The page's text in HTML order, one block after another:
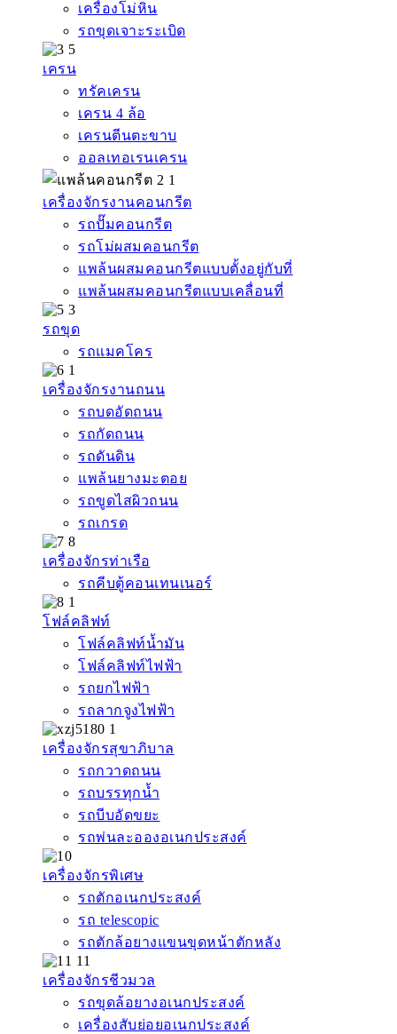
เครื่องโม่หิน
รถขุดเจาะระเบิด
เครน
ทรัคเครน
เครน 4 ล้อ
เครนตีนตะขาบ
ออลเทอเรนเครน
เครื่องจักรงานคอนกรีต
รถปั๊มคอนกรีต
รถโม่ผสมคอนกรีต
แพล้นผสมคอนกรีตแบบตั้งอยู่กับที่
แพล้นผสมคอนกรีตแบบเคลื่อนที่
รถขุด
รถแมคโคร
เครื่องจักรงานถนน
รถบดอัดถนน
รถกัดถนน
รถดันดิน
แพล้นยางมะตอย
รถขูดไสผิวถนน
รถเกรด
เครื่องจักรท่าเรือ
รถคีบตู้คอนเทนเนอร์
โฟล์คลิฟท์
โฟล์คลิฟท์น้ำมัน
โฟล์คลิฟท์ไฟฟ้า
รถยกไฟฟ้า
รถลากจูงไฟฟ้า
เครื่องจักรสุขาภิบาล
รถกวาดถนน
รถบรรทุกน้ำ
รถบีบอัดขยะ
รถพ่นละอองอเนกประสงค์
เครื่องจักรพิเศษ
รถตักอเนกประสงค์
รถ telescopic
รถตักล้อยางแขนขุดหน้าตักหลัง
เครื่องจักรชีวมวล
รถขุดล้อยางอเนกประสงค์
เครื่องสับย่อยอเนกประสงค์